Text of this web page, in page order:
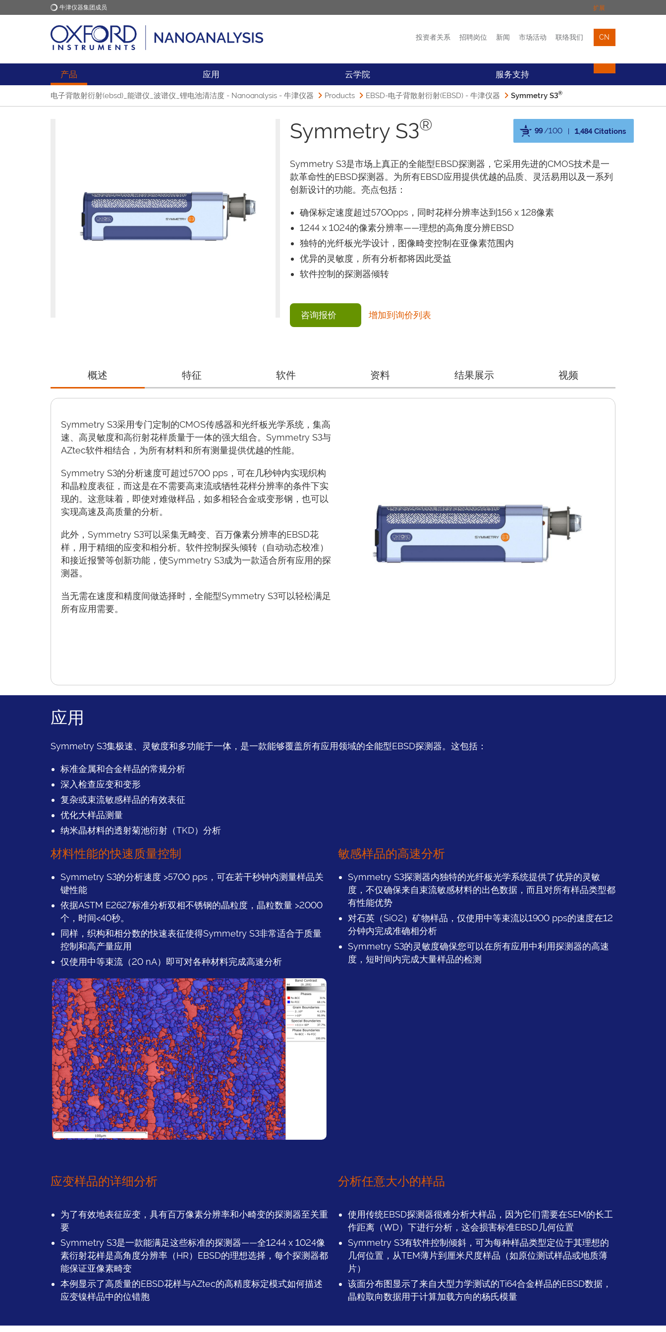
牛津仪器集团成员 扩展
牛津仪器 应用 市场活动 联络我们
投资者关系 招聘岗位 新闻 市场活动 联络我们 CN
产品 应用 云学院 服务支持
电子背散射衍射(ebsd)_能谱仪_波谱仪_锂电池清洁度 - Nanoanalysis - 牛津仪器 Products EBSD-电子背散射衍射(EBSD) - 牛津仪器 Symmetry S3®
Symmetry S3® 99 /100 1,484 Citations
Symmetry S3是市场上真正的全能型EBSD探测器，它采用先进的CMOS技术是一
款革命性的EBSD探测器。为所有EBSD应用提供优越的品质、灵活易用以及一系列
创新设计的功能。亮点包括：
确保标定速度超过5700pps，同时花样分辨率达到156 x 128像素
1244 x 1024的像素分辨率——理想的高角度分辨EBSD
独特的光纤板光学设计，图像畸变控制在亚像素范围内
优异的灵敏度，所有分析都将因此受益
软件控制的探测器倾转
咨询报价 增加到询价列表
概述 特征 软件 资料 结果展示 视频
Symmetry S3采用专门定制的CMOS传感器和光纤板光学系统，集高
速、高灵敏度和高衍射花样质量于一体的强大组合。Symmetry S3与
AZtec软件相结合，为所有材料和所有测量提供优越的性能。
Symmetry S3的分析速度可超过5700 pps，可在几秒钟内实现织构
和晶粒度表征，而这是在不需要高束流或牺牲花样分辨率的条件下实
现的。这意味着，即使对难做样品，如多相轻合金或变形钢，也可以
实现高速及高质量的分析。
此外，Symmetry S3可以采集无畸变、百万像素分辨率的EBSD花
样，用于精细的应变和相分析。软件控制探头倾转（自动动态校准）
和接近报警等创新功能，使Symmetry S3成为一款适合所有应用的探
测器。
当无需在速度和精度间做选择时，全能型Symmetry S3可以轻松满足
所有应用需要。
应用
Symmetry S3集极速、灵敏度和多功能于一体，是一款能够覆盖所有应用领域的全能型EBSD探测器。这包括：
标准金属和合金样品的常规分析
深入检查应变和变形
复杂或束流敏感样品的有效表征
优化大样品测量
纳米晶材料的透射菊池衍射（TKD）分析
材料性能的快速质量控制
Symmetry S3的分析速度 >5700 pps，可在若干秒钟内测量样品关
键性能
依据ASTM E2627标准分析双相不锈钢的晶粒度，晶粒数量 >2000
个，时间<40秒。
同样，织构和相分数的快速表征使得Symmetry S3非常适合于质量
控制和高产量应用
仅使用中等束流（20 nA）即可对各种材料完成高速分析
敏感样品的高速分析
Symmetry S3探测器内独特的光纤板光学系统提供了优异的灵敏
度，不仅确保来自束流敏感材料的出色数据，而且对所有样品类型都
有性能优势
对石英（SiO2）矿物样品，仅使用中等束流以1900 pps的速度在12
分钟内完成准确相分析
Symmetry S3的灵敏度确保您可以在所有应用中利用探测器的高速
度，短时间内完成大量样品的检测
应变样品的详细分析
为了有效地表征应变，具有百万像素分辨率和小畸变的探测器至关重
要
Symmetry S3是一款能满足这些标准的探测器——全1244 x 1024像
素衍射花样是高角度分辨率（HR）EBSD的理想选择，每个探测器都
能保证亚像素畸变
本例显示了高质量的EBSD花样与AZtec的高精度标定模式如何描述
应变镍样品中的位错胞
分析任意大小的样品
使用传统EBSD探测器很难分析大样品，因为它们需要在SEM的长工
作距离（WD）下进行分析，这会损害标准EBSD几何位置
Symmetry S3有软件控制倾斜，可为每种样品类型定位于其理想的
几何位置，从TEM薄片到厘米尺度样品（如原位测试样品或地质薄
片）
该面分布图显示了来自大型力学测试的Ti64合金样品的EBSD数据，
晶粒取向数据用于计算加载方向的杨氏模量